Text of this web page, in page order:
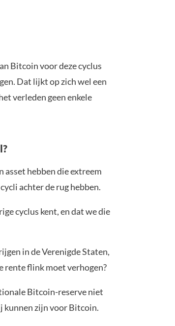
Bitcoin voor deze cyclus
Dat lijkt op zich wel een
verleden geen enkele
hebben die extreem
achter de rug hebben.
cyclus kent, en dat we die
in de Verenigde Staten,
rente flink moet verhogen?
Bitcoin-reserve niet
kunnen zijn voor Bitcoin.